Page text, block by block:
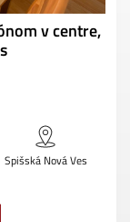
v centre,
Spišská Nová Ves